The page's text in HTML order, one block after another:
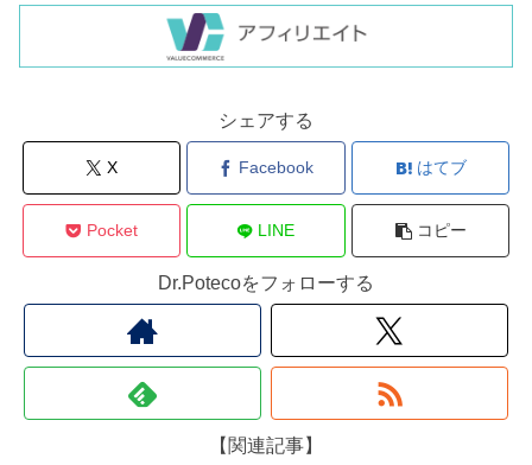
シェアする
X Facebook はてブ
Pocket LINE コピー
Dr.Potecoをフォローする
【関連記事】